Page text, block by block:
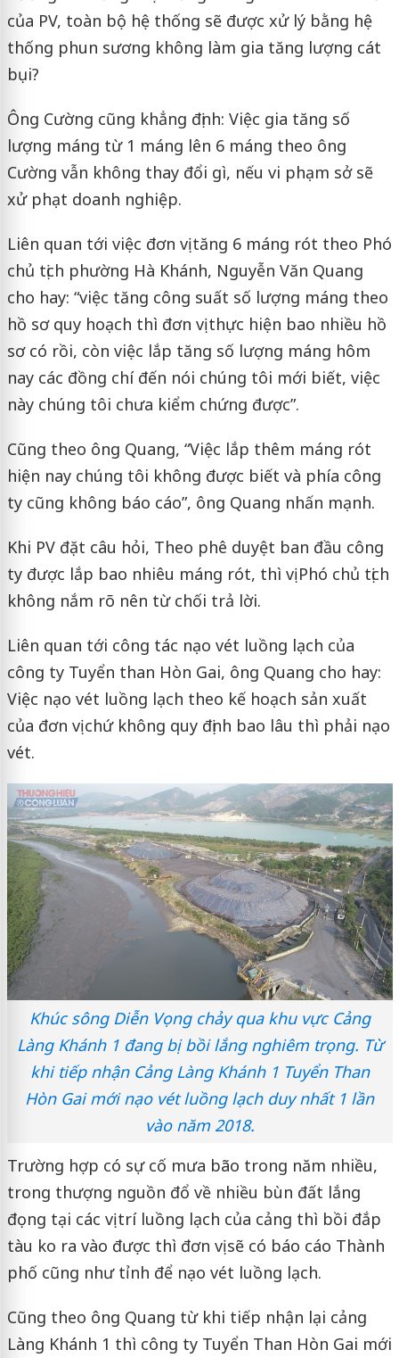
của PV, toàn bộ hệ thống sẽ được xử lý bằng hệ
thống phun sương không làm gia tăng lượng cát
bụi?
Ông Cường cũng khẳng định: Việc gia tăng số
lượng máng từ 1 máng lên 6 máng theo ông
Cường vẫn không thay đổi gì, nếu vi phạm sở sẽ
xử phạt doanh nghiệp.
Liên quan tới việc đơn vị tăng 6 máng rót theo Phó
chủ tịch phường Hà Khánh, Nguyễn Văn Quang
cho hay: “việc tăng công suất số lượng máng theo
hồ sơ quy hoạch thì đơn vị thực hiện bao nhiều hồ
sơ có rồi, còn việc lắp tăng số lượng máng hôm
nay các đồng chí đến nói chúng tôi mới biết, việc
này chúng tôi chưa kiểm chứng được”.
Cũng theo ông Quang, “Việc lắp thêm máng rót
hiện nay chúng tôi không được biết và phía công
ty cũng không báo cáo”, ông Quang nhấn mạnh.
Khi PV đặt câu hỏi, Theo phê duyệt ban đầu công
ty được lắp bao nhiêu máng rót, thì vị Phó chủ tịch
không nắm rõ nên từ chối trả lời.
Liên quan tới công tác nạo vét luồng lạch của
công ty Tuyển than Hòn Gai, ông Quang cho hay:
Việc nạo vét luồng lạch theo kế hoạch sản xuất
của đơn vị chứ không quy định bao lâu thì phải nạo
vét.
Khúc sông Diễn Vọng chảy qua khu vực Cảng
Làng Khánh 1 đang bị bồi lắng nghiêm trọng. Từ
khi tiếp nhận Cảng Làng Khánh 1 Tuyển Than
Hòn Gai mới nạo vét luồng lạch duy nhất 1 lần
vào năm 2018.
Trường hợp có sự cố mưa bão trong năm nhiều,
trong thượng nguồn đổ về nhiều bùn đất lắng
đọng tại các vị trí luồng lạch của cảng thì bồi đắp
tàu ko ra vào được thì đơn vị sẽ có báo cáo Thành
phố cũng như tỉnh để nạo vét luồng lạch.
Cũng theo ông Quang từ khi tiếp nhận lại cảng
Làng Khánh 1 thì công ty Tuyển Than Hòn Gai mới